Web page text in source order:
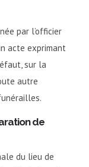
par l’officier
acte exprimant
sur la
autre
de
du lieu de